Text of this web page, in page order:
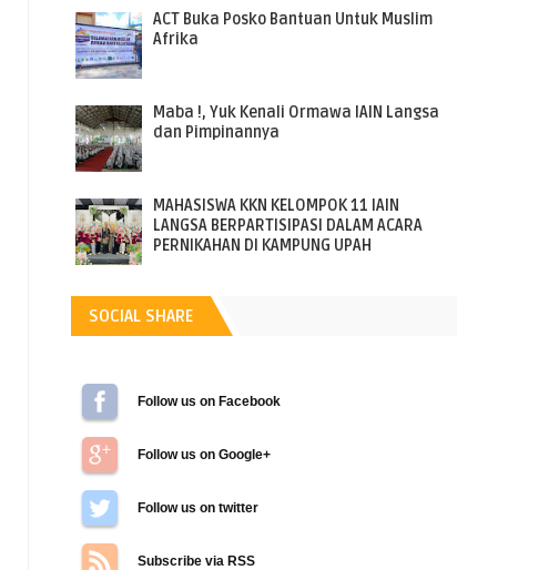
ACT Buka Posko Bantuan Untuk Muslim
Afrika
Maba !, Yuk Kenali Ormawa IAIN Langsa
dan Pimpinannya
MAHASISWA KKN KELOMPOK 11 IAIN
LANGSA BERPARTISIPASI DALAM ACARA
PERNIKAHAN DI KAMPUNG UPAH
SOCIAL SHARE
Follow us on Facebook
Follow us on Google+
Follow us on Twitter
Subscribe via RSS